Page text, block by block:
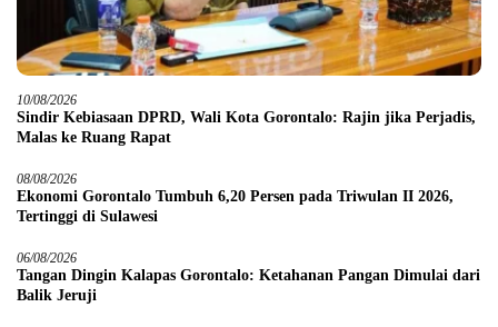
10/08/2026
Sindir Kebiasaan DPRD, Wali Kota Gorontalo: Rajin jika Perjadis,
Malas ke Ruang Rapat
08/08/2026
Ekonomi Gorontalo Tumbuh 6,20 Persen pada Triwulan II 2026,
Tertinggi di Sulawesi
06/08/2026
Tangan Dingin Kalapas Gorontalo: Ketahanan Pangan Dimulai dari
Balik Jeruji